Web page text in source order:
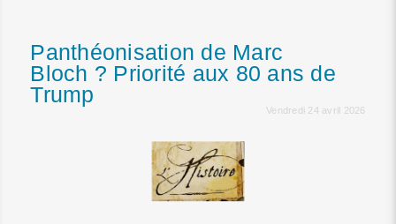
Panthéonisation de Marc
Bloch ? Priorité aux 80 ans de
Trump
Vendredi 24 avril 2026